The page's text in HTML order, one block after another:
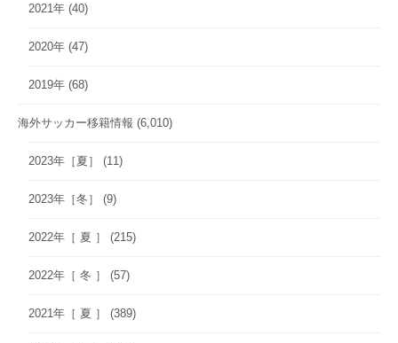
2021年 (40)
2020年 (47)
2019年 (68)
海外サッカー移籍情報 (6,010)
2023年［夏］ (11)
2023年［冬］ (9)
2022年［ 夏 ］ (215)
2022年［ 冬 ］ (57)
2021年［ 夏 ］ (389)